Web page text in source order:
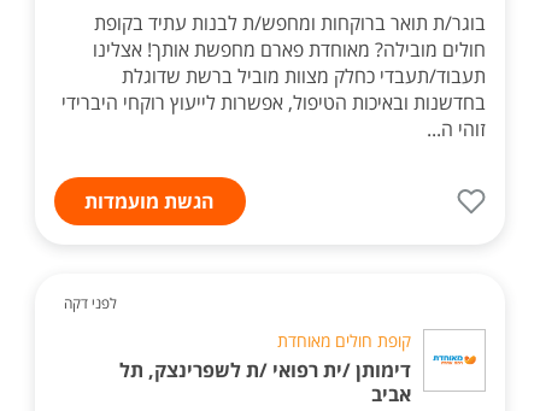
בוגר/ת תואר ברוקחות ומחפש/ת לבנות עתיד בקופת
חולים מובילה? מאוחדת פארם מחפשת אותך! אצלינו
תעבוד/תעבדי כחלק מצוות מוביל ברשת שדוגלת
בחדשנות ובאיכות הטיפול, אפשרות לייעוץ רוקחי היברידי
זוהי ה...
הגשת מועמדות
לפני דקה
קופת חולים מאוחדת
דימותן /ית רפואי /ת לשפרינצק, תל
אביב